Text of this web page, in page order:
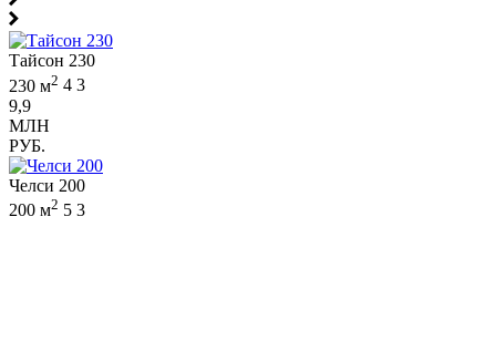
Тайсон 230
230 м2 4 3
9,9
МЛН
РУБ.
Челси 200
200 м2 5 3